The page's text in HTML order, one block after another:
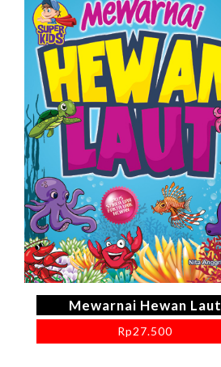
Mewarnai Hewan Laut
Rp27.500